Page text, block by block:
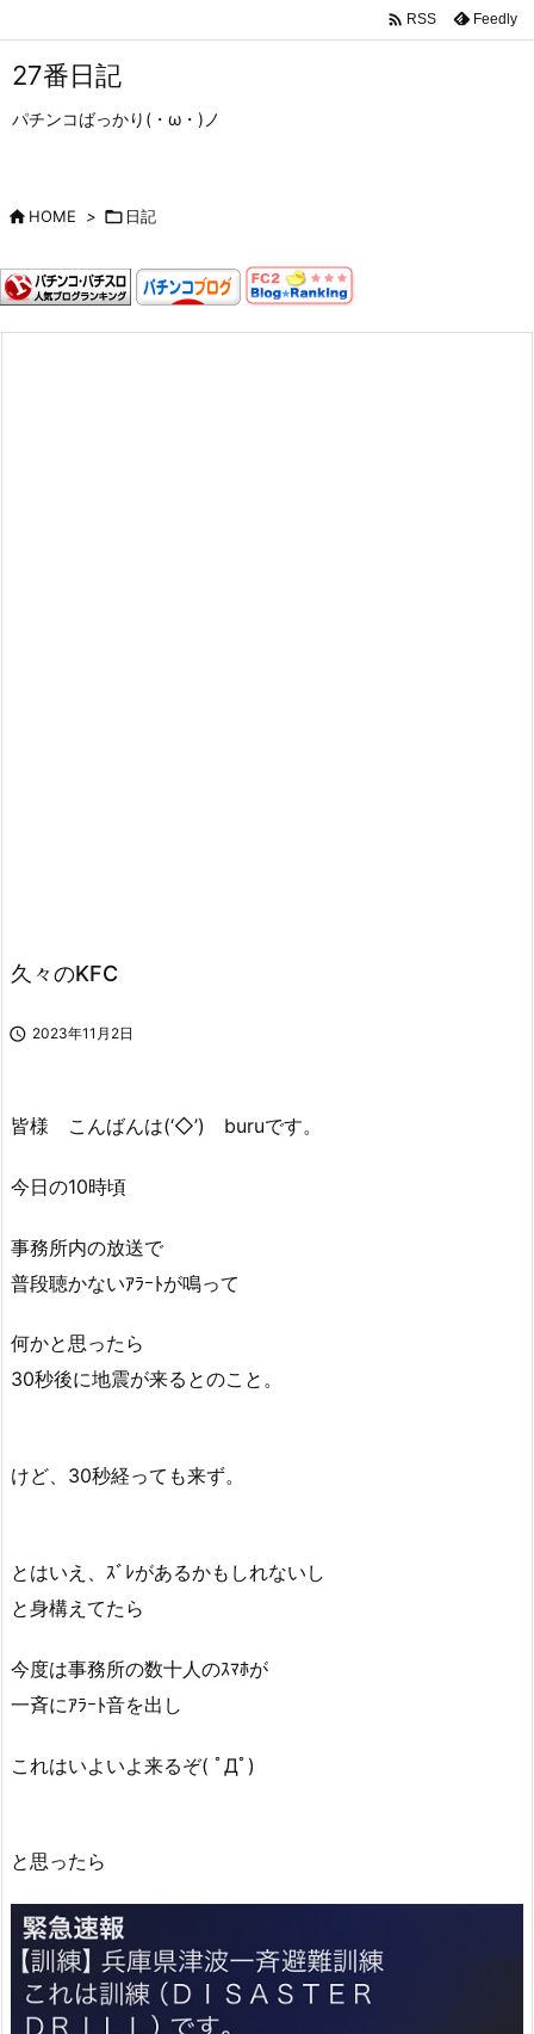
 RSS Feedly
27番日記
パチンコばっかり(・ω・)ノ
HOME >  日記
久々のKFC
 2023年11月2日
皆様 こんばんは(‘◇’)ゞburuです。
今日の10時頃
事務所内の放送で
普段聴かないｱﾗｰﾄが鳴って
何かと思ったら
30秒後に地震が来るとのこと。
けど、30秒経っても来ず。
とはいえ、ｽﾞﾚがあるかもしれないし
と身構えてたら
今度は事務所の数十人のｽﾏﾎが
一斉にｱﾗｰﾄ音を出し
これはいよいよ来るぞ( ﾟДﾟ)
と思ったら